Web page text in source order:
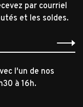
par courriel
et les soldes.
l'un de nos
à 16h.